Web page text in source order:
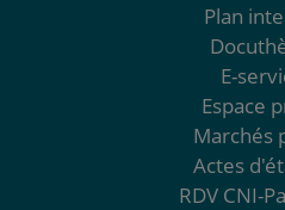
Plan
E-
Espace
Marchés
Actes
RDV CNI-